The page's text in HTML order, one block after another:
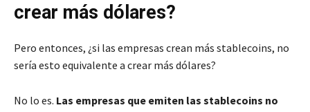
crear más dólares?
Pero entonces, ¿si las empresas crean más stablecoins, no
sería esto equivalente a crear más dólares?
No lo es. Las empresas que emiten las stablecoins no